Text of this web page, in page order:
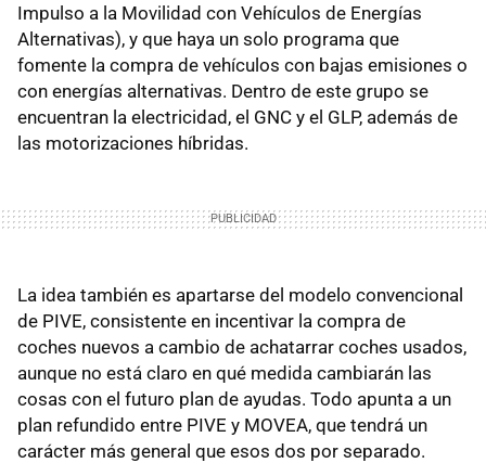
Impulso a la Movilidad con Vehículos de Energías
Alternativas), y que haya un solo programa que
fomente la compra de vehículos con bajas emisiones o
con energías alternativas. Dentro de este grupo se
encuentran la electricidad, el GNC y el GLP, además de
las motorizaciones híbridas.
La idea también es apartarse del modelo convencional
de PIVE, consistente en incentivar la compra de
coches nuevos a cambio de achatarrar coches usados,
aunque no está claro en qué medida cambiarán las
cosas con el futuro plan de ayudas. Todo apunta a un
plan refundido entre PIVE y MOVEA, que tendrá un
carácter más general que esos dos por separado.